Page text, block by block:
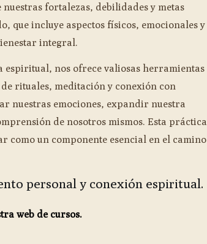
fortalezas, debilidades y metas
que incluye aspectos físicos, emocionales y
integral.
espiritual, nos ofrece valiosas herramientas
rituales, meditación y conexión con
nuestras emociones, expandir nuestra
de nosotros mismos. Esta práctica
como un componente esencial en el camino
personal y conexión espiritual.
web de cursos.